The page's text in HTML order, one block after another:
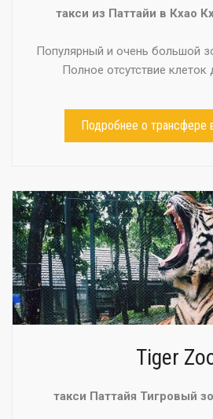
такси из Паттайи в Кхао
Популярный и очень большой
Полное отсутствие
Подробнее о трансфере
Tiger
такси Паттайя Тигровый